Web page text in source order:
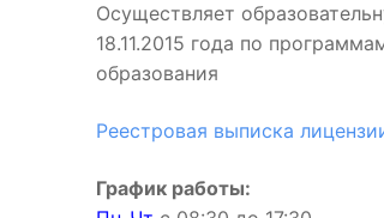
Осуществляет
18.11.2015 года по
образования
Реестровая выписка
График